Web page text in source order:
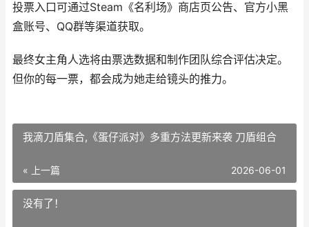
投票入口可通过Steam《名利场》商店页公告、官方小黑
盒账号、QQ群等渠道获取。
最终女主角人选将由票选数据和制作团队综合评估决定。
但你的每一票，都会成为她走给镜头的推力。
我滴刀盾集合,《蛋仔派对》多重方法更新来袭 刀盾组合
« 上一篇 2026-06-01
没有了！